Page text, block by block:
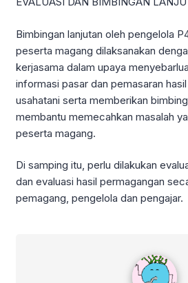
Bimbingan lanjutan oleh pengelola
peserta magang dilaksanakan
kerjasama dalam upaya
informasi pasar dan pemasaran
usahatani serta memberikan
membantu memecahkan masalah
peserta magang.
Di samping itu, perlu dilakukan
dan evaluasi hasil permagangan
pemagang, pengelola dan pengajar.